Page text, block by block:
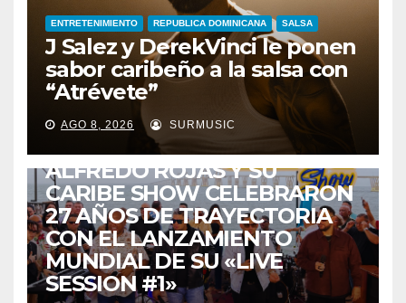
ENTRETENIMIENTO REPUBLICA DOMINICANA SALSA
J Salez y DerekVinci le ponen
sabor caribeño a la salsa con
“Atrévete”
AGO 8, 2026 SURMUSIC
ENTRETENIMIENTO GUARACHA ZULIANA LIVE SESSION
ZULIA
ALFREDO ROJAS Y SU
CARIBE SHOW CELEBRARON
27 AÑOS DE TRAYECTORIA
CON EL LANZAMIENTO
MUNDIAL DE SU «LIVE
SESSION #1»